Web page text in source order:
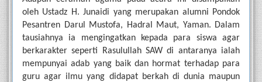
oleh Ustadz H. Junaidi yang merupakan alumni Pondok
Pesantren Darul Mustofa, Hadral Maut, Yaman. Dalam
tausiahnya ia mengingatkan kepada para siswa agar
berkarakter seperti Rasulullah SAW di antaranya ialah
mempunyai adab yang baik dan hormat terhadap para
guru agar ilmu yang didapat berkah di dunia maupun